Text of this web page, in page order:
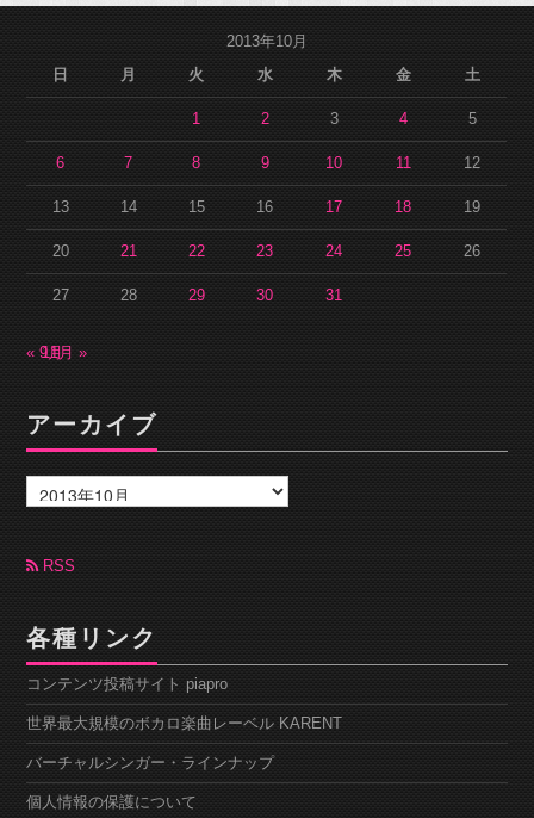
2013年10月
日
月 火 水 木 金 土
1 2 3 4 5
6 7 8 9 10 11 12
13 14 15 16 17 18 19
20 21 22 23 24 25 26
27 28 29 30 31
« 9月
11月 »
アーカイブ
ー
カ
ブ RSS
各種リンク
コンテンツ投稿サイト piapro
世界最大規模のボカロ楽曲レーベル KARENT
バーチャルシンガー・ラインナップ
個人情報の保護について